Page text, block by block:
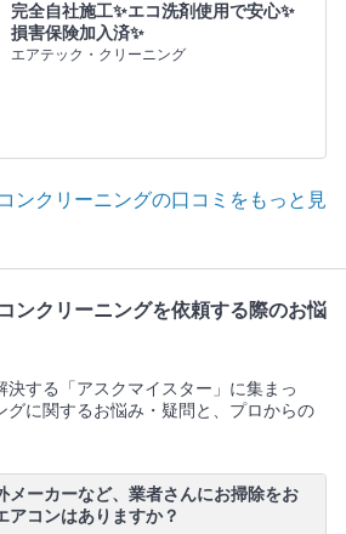
完全自社施工✨エコ洗剤使用で安心✨
損害保険加入済✨
エアテック・クリーニング
ンクリーニングの口コミをもっと見
ンクリーニングを依頼する際のお悩
決する「アスクマイスター」に集まっ
グに関するお悩み・疑問と、プロからの
メーカーなど、業者さんにお掃除をお
アコンはありますか？